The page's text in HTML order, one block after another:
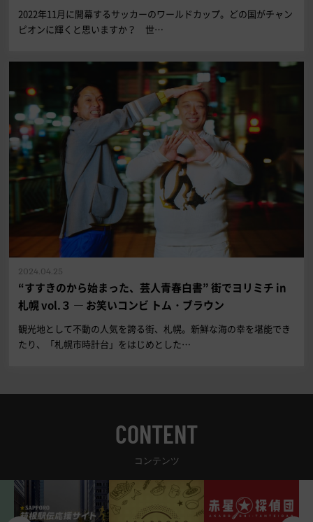
2022年11月に開幕するサッカーのワールドカップ。どの国がチャン
ピオンに輝くと思いますか？ 世…
“すすきのから始まった、芸人青春白書” 街でヨリミチ in
札幌 vol.３ ― お笑いコンビ トム・ブラウン
2024.04.25
観光地として不動の人気を誇る街、札幌。新鮮な海の幸を堪能でき
たり、「札幌市時計台」をはじめとした…
CONTENT
コンテンツ